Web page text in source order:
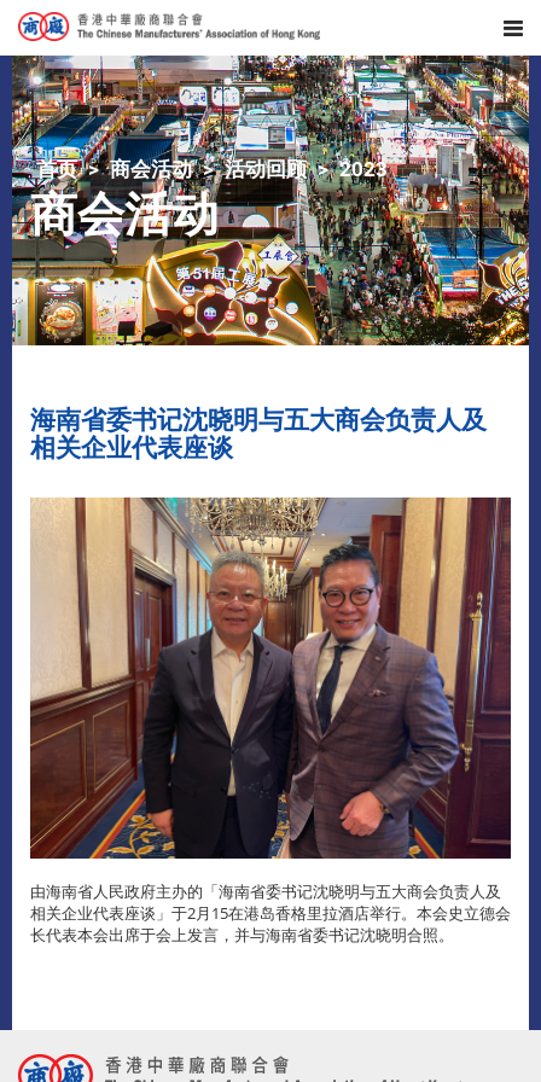
首页 商会活动 活动回顾 2023
商会活动
海南省委书记沈晓明与五大商会负责人及
相关企业代表座谈
由海南省人民政府主办的「海南省委书记沈晓明与五大商会负责人及
相关企业代表座谈」于2月15在港岛香格里拉酒店举行。本会史立德会
长代表本会出席于会上发言，并与海南省委书记沈晓明合照。